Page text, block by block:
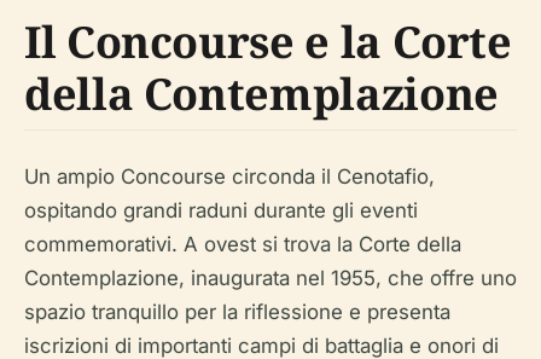
Il Concourse e la Corte
della Contemplazione
Un ampio Concourse circonda il Cenotafio,
ospitando grandi raduni durante gli eventi
commemorativi. A ovest si trova la Corte della
Contemplazione, inaugurata nel 1955, che offre uno
spazio tranquillo per la riflessione e presenta
iscrizioni di importanti campi di battaglia e onori di